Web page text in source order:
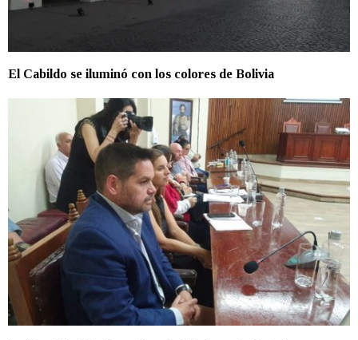
El Cabildo se iluminó con los colores de Bolivia